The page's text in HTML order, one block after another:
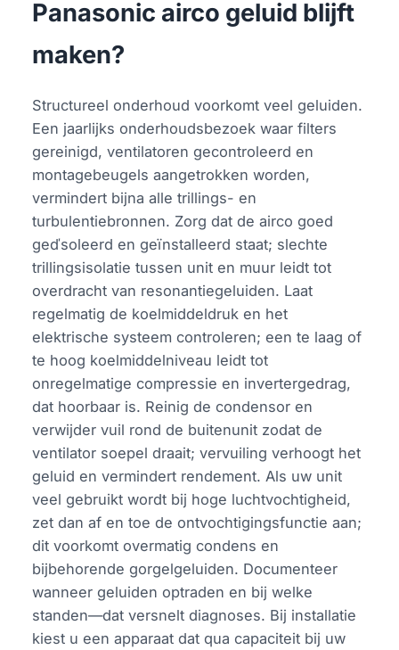
Panasonic airco geluid blijft
maken?
Structureel onderhoud voorkomt veel geluiden.
Een jaarlijks onderhoudsbezoek waar filters
gereinigd, ventilatoren gecontroleerd en
montagebeugels aangetrokken worden,
vermindert bijna alle trillings- en
turbulentiebronnen. Zorg dat de airco goed
geďsoleerd en geïnstalleerd staat; slechte
trillingsisolatie tussen unit en muur leidt tot
overdracht van resonantiegeluiden. Laat
regelmatig de koelmiddeldruk en het
elektrische systeem controleren; een te laag of
te hoog koelmiddelniveau leidt tot
onregelmatige compressie en invertergedrag,
dat hoorbaar is. Reinig de condensor en
verwijder vuil rond de buitenunit zodat de
ventilator soepel draait; vervuiling verhoogt het
geluid en vermindert rendement. Als uw unit
veel gebruikt wordt bij hoge luchtvochtigheid,
zet dan af en toe de ontvochtigingsfunctie aan;
dit voorkomt overmatig condens en
bijbehorende gorgelgeluiden. Documenteer
wanneer geluiden optraden en bij welke
standen—dat versnelt diagnoses. Bij installatie
kiest u een apparaat dat qua capaciteit bij uw